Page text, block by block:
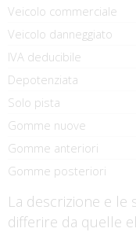
Veicolo commerciale
Veicolo danneggiato
IVA deducibile
Depotenziata
Solo pista
Gomme nuove
Gomme anteriori
Gomme posteriori
La descrizione e
differire da quelle